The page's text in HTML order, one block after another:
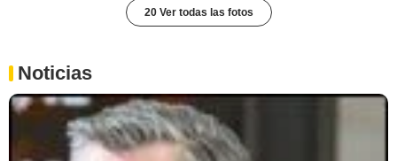
20 Ver todas las fotos
Noticias